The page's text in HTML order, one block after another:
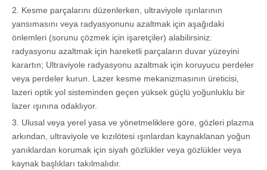
2. Kesme parçalarını düzenlerken, ultraviyole ışınlarının
yansımasını veya radyasyonunu azaltmak için aşağıdaki
önlemleri (sorunu çözmek için işaretçiler) alabilirsiniz:
radyasyonu azaltmak için hareketli parçaların duvar yüzeyini
karartın; Ultraviyole radyasyonu azaltmak için koruyucu perdeler
veya perdeler kurun. Lazer kesme mekanizmasının üreticisi,
lazeri optik yol sisteminden geçen yüksek güçlü yoğunluklu bir
lazer ışınına odaklıyor.
3. Ulusal veya yerel yasa ve yönetmeliklere göre, gözleri plazma
arkından, ultraviyole ve kızılötesi ışınlardan kaynaklanan yoğun
yanıklardan korumak için siyah gözlükler veya gözlükler veya
kaynak başlıkları takılmalıdır.